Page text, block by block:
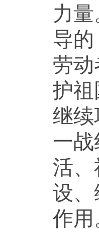
力
导
劳
护
继
一
活
设
作